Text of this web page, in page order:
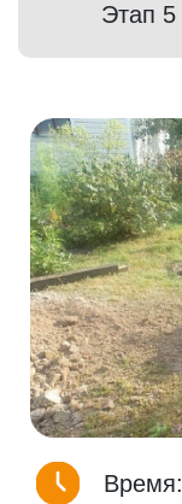
Этап 5
Время: